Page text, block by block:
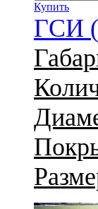
Купить
ГСИ